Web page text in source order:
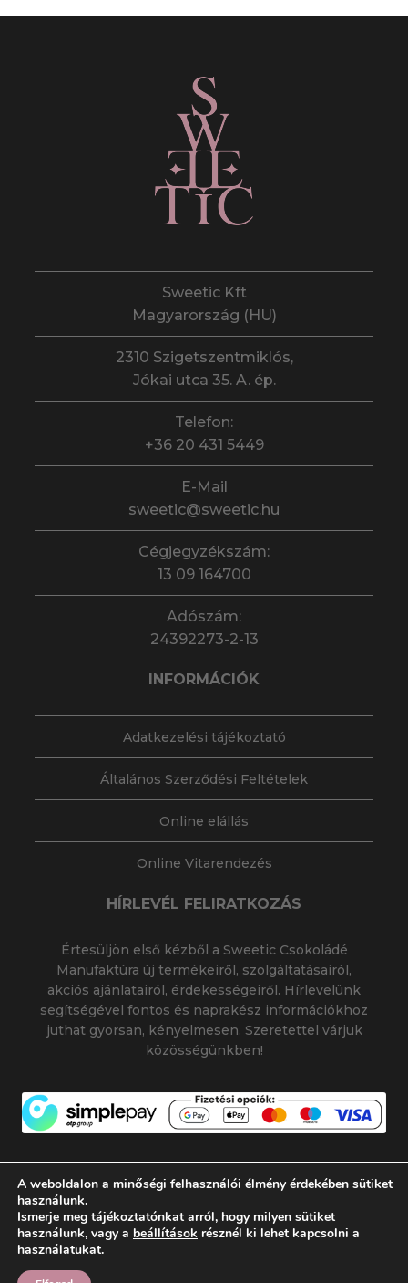
Sweetic Kft
Magyarország (HU)
2310 Szigetszentmiklós,
Jókai utca 35. A. ép.
Telefon:
+36 20 431 5449
E-Mail
sweetic@sweetic.hu
Cégjegyzékszám:
13 09 164700
Adószám:
24392273-2-13
INFORMÁCIÓK
Adatkezelési tájékoztató
Általános Szerződési Feltételek
Online elállás
Online Vitarendezés
HÍRLEVÉL FELIRATKOZÁS
Értesüljön első kézből a Sweetic Csokoládé
Manufaktúra új termékeiről, szolgáltatásairól,
akciós ajánlatairól, érdekességeiről. Hírlevelünk
segítségével fontos és naprakész információkhoz
juthat gyorsan, kényelmesen. Szeretettel várjuk
közösségünkben!
© 2026 SWEETIC CSOKOLÁDÉ MANUFAKTÚRA
SWEETIC@SWEETIC.HU | |
A weboldalon a minőségi felhasználói élmény érdekében sütiket
használunk.
Ismerje meg tájékoztatónkat arról, hogy milyen sütiket
használunk, vagy a beállítások résznél ki lehet kapcsolni a
használatukat.